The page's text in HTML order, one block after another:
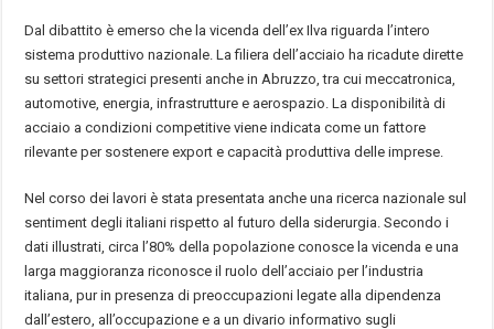
Dal dibattito è emerso che la vicenda dell’ex Ilva riguarda l’intero
sistema produttivo nazionale. La filiera dell’acciaio ha ricadute dirette
su settori strategici presenti anche in Abruzzo, tra cui meccatronica,
automotive, energia, infrastrutture e aerospazio. La disponibilità di
acciaio a condizioni competitive viene indicata come un fattore
rilevante per sostenere export e capacità produttiva delle imprese.
Nel corso dei lavori è stata presentata anche una ricerca nazionale sul
sentiment degli italiani rispetto al futuro della siderurgia. Secondo i
dati illustrati, circa l’80% della popolazione conosce la vicenda e una
larga maggioranza riconosce il ruolo dell’acciaio per l’industria
italiana, pur in presenza di preoccupazioni legate alla dipendenza
dall’estero, all’occupazione e a un divario informativo sugli